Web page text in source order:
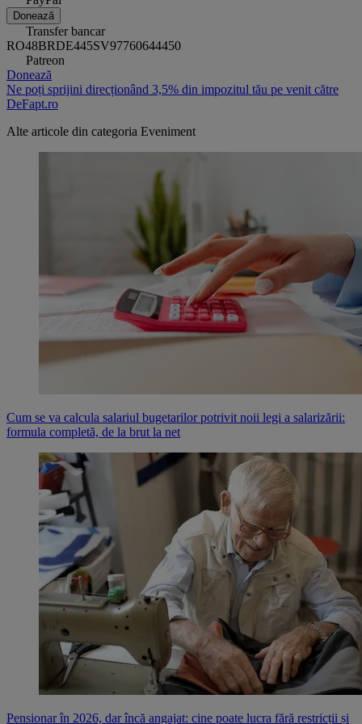
Donează
Transfer bancar
RO48BRDE445SV97760644450
Patreon
Donează
Ne poți sprijini direcționând 3,5% din impozitul tău pe venit către
DeFapt.ro
Alte articole din categoria Eveniment
Cum se va calcula salariul bugetarilor potrivit noii legi a salarizării:
formula completă, de la brut la net
Pensionar în 2026, dar încă angajat: cine poate lucra fără restricții și